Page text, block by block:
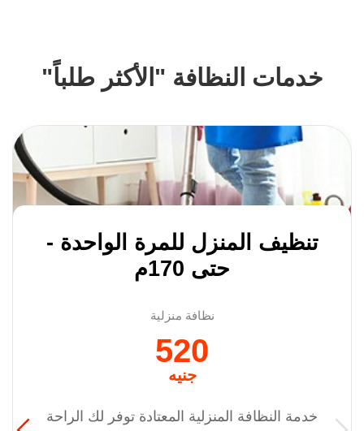
خدمات النظافة "الأكثر طلباً"
تنظيف المنزل للمرة الواحدة -
حتى 170م
نظافة منزلية
520
جنيه
خدمة النظافة المنزلية المعتادة توفر لك الراحة